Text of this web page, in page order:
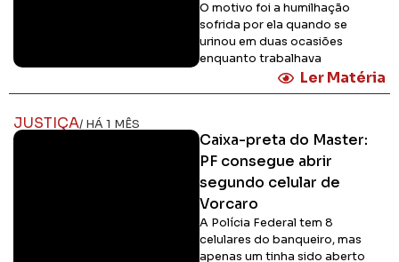
O motivo foi a humilhação
sofrida por ela quando se
urinou em duas ocasiões
enquanto trabalhava
Ler Matéria
JUSTIÇA/ HÁ 1 MÊS
Caixa-preta do Master:
PF consegue abrir
segundo celular de
Vorcaro
A Polícia Federal tem 8
celulares do banqueiro, mas
apenas um tinha sido aberto